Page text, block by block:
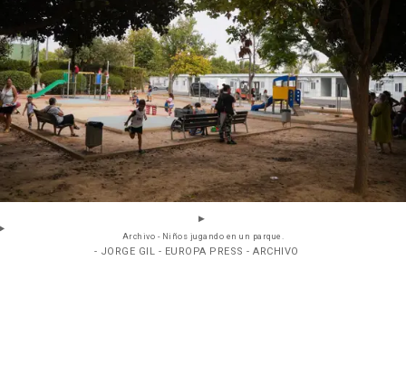
Archivo - Niños jugando en un parque.
- JORGE GIL - EUROPA PRESS - ARCHIVO